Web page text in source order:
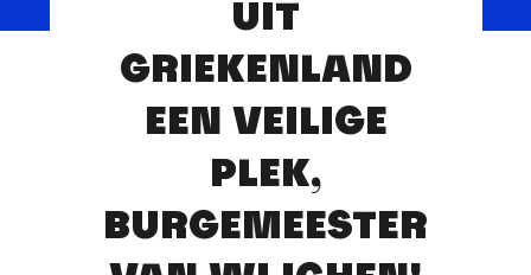
UIT
GRIEKENLAND
EEN VEILIGE
PLEK,
BURGEMEESTER